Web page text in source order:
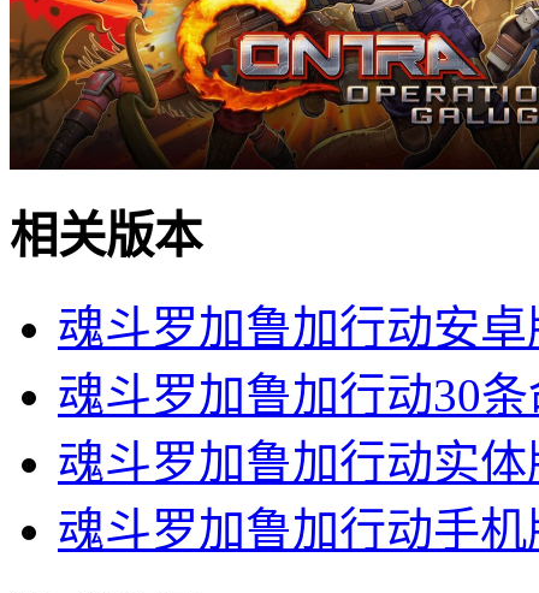
相关版本
魂斗罗加鲁加行动安卓
魂斗罗加鲁加行动30条
魂斗罗加鲁加行动实体
魂斗罗加鲁加行动手机